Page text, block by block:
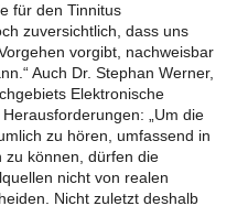
für den Tinnitus
zuversichtlich, dass uns
vorgibt, nachweisbar
Auch Dr. Stephan Werner,
Elektronische
„Um die
zu hören, umfassend in
zu können, dürfen die
nicht von realen
Nicht zuletzt deshalb